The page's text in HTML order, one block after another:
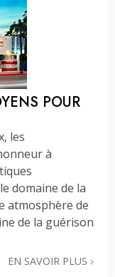
POUR
les
à
domaine de la
atmosphère de
de la guérison
EN SAVOIR PLUS